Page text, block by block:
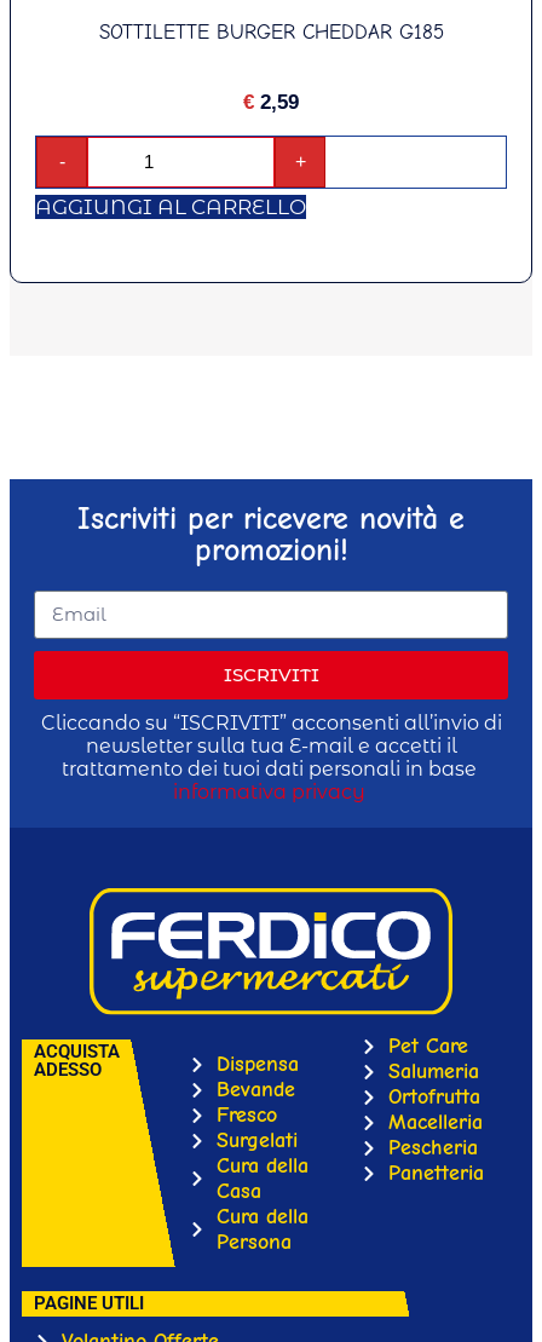
SOTTILETTE BURGER CHEDDAR G185
€ 2,59
- +
AGGIUNGI AL CARRELLO
Iscriviti per ricevere novità e
promozioni!
ISCRIVITI
Cliccando su “ISCRIVITI” acconsenti all’invio di
newsletter sulla tua E-mail e accetti il
trattamento dei tuoi dati personali in base
informativa privacy
PAGINE UTILI
ACQUISTA
ADESSO
Dispensa
Bevande
Fresco
Surgelati
Cura della
Casa
Cura della
Persona
Pet Care
Salumeria
Ortofrutta
Macelleria
Pescheria
Panetteria